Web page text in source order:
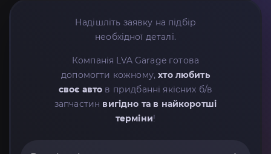
Надішліть заявку на підбір
необхідної деталі.
Компанія LVA Garage готова
допомогти кожному,хто любить
своє авто в придбанні якісних б/в
запчастин вигідно та в найкоротші
терміни!